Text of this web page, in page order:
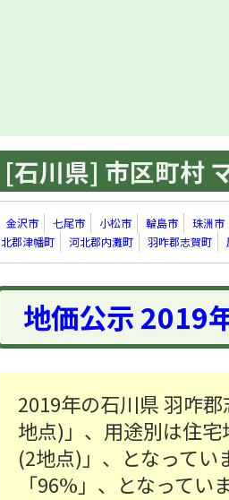
[石川県] 市区町村
金沢市 七尾市 小松市 輪島市
珠洲市
北郡津幡町
河北郡内灘町 羽咋郡志賀町
地価公示 2019
2019年の石川県 羽咋
地点)」、用途別は住
(2地点)」、となって
「96%」、となってい